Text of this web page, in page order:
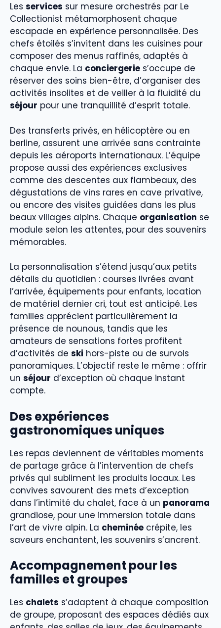
Les services sur mesure orchestrés par Le
Collectionist métamorphosent chaque
escapade en expérience personnalisée. Des
chefs étoilés s’invitent dans les cuisines pour
composer des menus raffinés, adaptés à
chaque envie. La conciergerie s’occupe de
réserver des soins bien-être, d’organiser des
activités insolites et de veiller à la fluidité du
séjour pour une tranquillité d’esprit totale.
Des transferts privés, en hélicoptère ou en
berline, assurent une arrivée sans contrainte
depuis les aéroports internationaux. L’équipe
propose aussi des expériences exclusives
comme des descentes aux flambeaux, des
dégustations de vins rares en cave privative,
ou encore des visites guidées dans les plus
beaux villages alpins. Chaque organisation se
module selon les attentes, pour des souvenirs
mémorables.
La personnalisation s’étend jusqu’aux petits
détails du quotidien : courses livrées avant
l’arrivée, équipements pour enfants, location
de matériel dernier cri, tout est anticipé. Les
familles apprécient particulièrement la
présence de nounous, tandis que les
amateurs de sensations fortes profitent
d’activités de ski hors-piste ou de survols
panoramiques. L’objectif reste le même : offrir
un séjour d’exception où chaque instant
compte.
Des expériences
gastronomiques uniques
Les repas deviennent de véritables moments
de partage grâce à l’intervention de chefs
privés qui subliment les produits locaux. Les
convives savourent des mets d’exception
dans l’intimité du chalet, face à un panorama
grandiose, pour une immersion totale dans
l’art de vivre alpin. La cheminée crépite, les
saveurs enchantent, les souvenirs s’ancrent.
Accompagnement pour les
familles et groupes
Les chalets s’adaptent à chaque composition
de groupe, proposant des espaces dédiés aux